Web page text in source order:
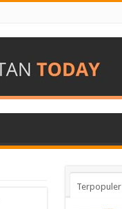
Terpopuler